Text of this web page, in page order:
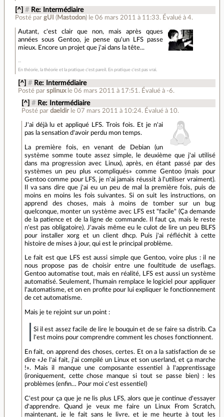
[^] # Re: Intermédiaire
Posté par gUI (Mastodon) le 06 mars 2011 à 11:33.Évalué à 4.
Autant, c'est clair que non, mais après qques
années sous Gentoo, je pense qu'un LFS passe
mieux. Encore un projet que j'ai dans la tête...
En théorie, la théorie et la pratique c'est pareil. En pratique c'est pas vrai.
[^] # Re: Intermédiaire
Posté parsplinux le 06 mars 2011 à 17:51 . Évalué à -6.
[^] # Re: Intermédiaire
Posté par daeldir le 07 mars 2011 à 10:24. Évalué à 10.
J'ai déjà lu et appliqué LFS. Trois fois. Et je n'ai
pas la sensation d'avoir perdu mon temps.
La première fois, en venant de Debian (un
système somme toute assez simple, le deuxième que j'ai utilisé
dans ma progression avec Linux), après, en étant passé par des
systèmes un peu plus «compliqués» comme Gentoo (mais pour
Gentoo comme pour LFS, je n'ai jamais réussit à l'utiliser vraiment).
Il va sans dire que j'ai eu un peu de mal la première fois, puis de
moins en moins les fois suivantes. Si on suit les instructions, on
apprend des choses, mais à moins de tomber sur un bug
quelconque, monter un système avec LFS est "facile" (Ça demande
de la patience et de la ligne de commande. Il faut ça, mais le reste
n'est pas obligatoire). J'avais même eu le culot de lire un peu BLFS
pour installer xorg et un client dhcp. Puis j'ai réfléchit à cette
histoire de mises à jour, qui est le principal problème.
Le fait est que LFS est aussi simple que Gentoo, voire plus : il ne
nous propose pas de choisir entre une foultitude de useflags.
Gentoo automatise tout, mais en réalité, LFS est aussi un système
automatisé. Seulement, l'humain remplace le logiciel pour appliquer
l'automatisme, et on en profite pour lui expliquer le fonctionnement
de cet automatisme.
Mais je te rejoint sur un point :
Si il est assez facile de lire le bouquin et de se faire sa distrib. Ca
l'est moins pour comprendre comment les choses fonctionnent.
En fait, on apprend des choses, certes. Et on a la satisfaction de se
dire «Je l'ai fait, j'ai compilé un Linux et son userland, et ça marche
!». Mais il manque une composante essentiel à l'apprentissage
(ironiquement, cette chose manque si tout se passe bien) : les
problèmes (enfin… Pour moi c'est essentiel)
C'est pour ça que je ne lis plus LFS, alors que je continue d'essayer
d'apprendre. Quand je veux me faire un Linux From Scratch,
maintenant, je le fait sans le livre, et je me heurte à tout les